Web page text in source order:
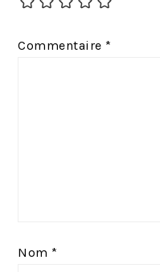
d
n
Commentaire *
Nom *